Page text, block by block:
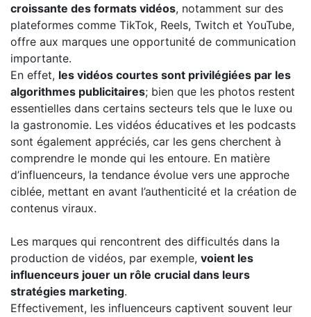
croissante des formats vidéos, notamment sur des
plateformes comme TikTok, Reels, Twitch et YouTube,
offre aux marques une opportunité de communication
importante.
En effet, les vidéos courtes sont privilégiées par les
algorithmes publicitaires; bien que les photos restent
essentielles dans certains secteurs tels que le luxe ou
la gastronomie. Les vidéos éducatives et les podcasts
sont également appréciés, car les gens cherchent à
comprendre le monde qui les entoure. En matière
d’influenceurs, la tendance évolue vers une approche
ciblée, mettant en avant l’authenticité et la création de
contenus viraux.
Les marques qui rencontrent des difficultés dans la
production de vidéos, par exemple, voient les
influenceurs jouer un rôle crucial dans leurs
stratégies marketing.
Effectivement, les influenceurs captivent souvent leur